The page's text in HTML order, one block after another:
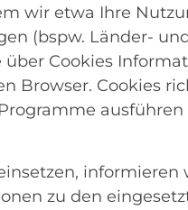
wir etwa Ihre
(bspw. Länder-
Cookies
Browser. Cookies
informieren
zu den